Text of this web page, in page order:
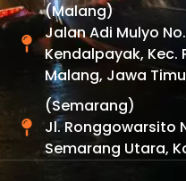
(Malang)
Jalan Adi Mulyo
Kendalpayak, Kec.
Malang, Jawa
(Semarang)
Jl. Ronggowarsito
Semarang Utara,